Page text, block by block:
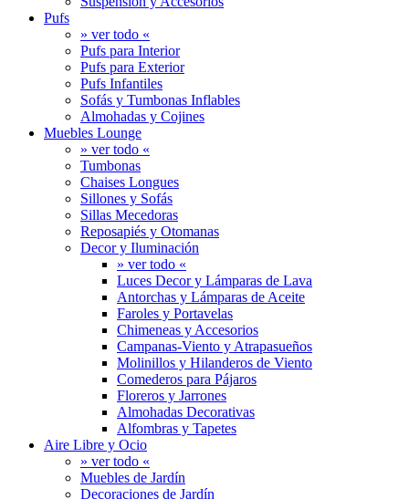
Pufs
» ver todo «
Pufs para Interior
Pufs para Exterior
Pufs Infantiles
Sofás y Tumbonas Inflables
Almohadas y Cojines
Muebles Lounge
» ver todo «
Tumbonas
Chaises Longues
Sillones y Sofás
Sillas Mecedoras
Reposapiés y Otomanas
Decor y Iluminación
» ver todo «
Luces Decor y Lámparas de Lava
Antorchas y Lámparas de Aceite
Faroles y Portavelas
Chimeneas y Accesorios
Campanas-Viento y Atrapasueños
Molinillos y Hilanderos de Viento
Comederos para Pájaros
Floreros y Jarrones
Almohadas Decorativas
Alfombras y Tapetes
Aire Libre y Ocio
» ver todo «
Muebles de Jardín
Decoraciones de Jardín